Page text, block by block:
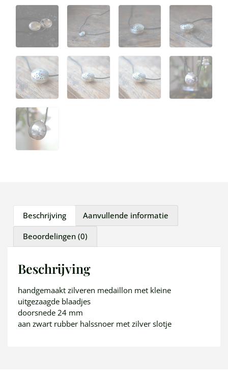
Beschrijving Aanvullende informatie
Beoordelingen (0)
Beschrijving
handgemaakt zilveren medaillon met kleine
uitgezaagde blaadjes
doorsnede 24 mm
aan zwart rubber halssnoer met zilver slotje